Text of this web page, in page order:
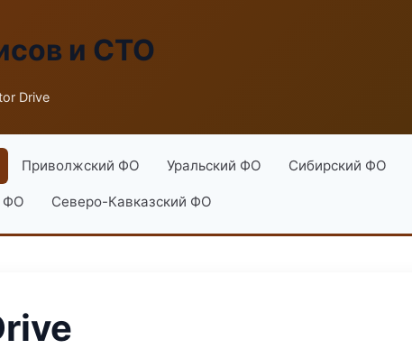
и СТО
Drive
Приволжский ФО Уральский ФО Сибирский ФО
ФО Северо-Кавказский ФО